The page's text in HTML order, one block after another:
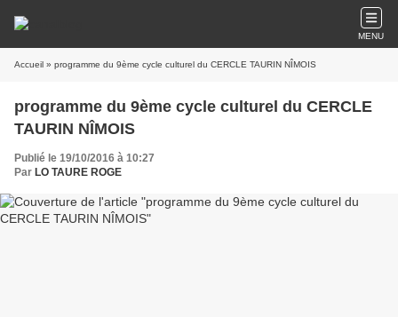
MENU
Accueil » programme du 9ème cycle culturel du CERCLE TAURIN NÎMOIS
programme du 9ème cycle culturel du CERCLE
TAURIN NÎMOIS
Publié le 19/10/2016 à 10:27
Par LO TAURE ROGE